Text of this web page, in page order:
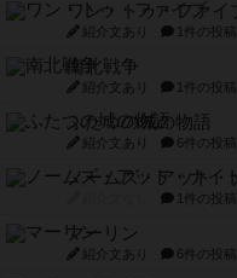
ワン・トゥ・ファイ
紹介文あり 1件の投稿
南北戦争
紹介文あり 1件の投稿
ふたつの城の物語
紹介文あり 6件の投稿
ノームズ・アット・
1件の投稿
マーリン
紹介文あり 6件の投稿